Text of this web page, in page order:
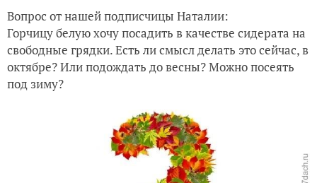
Вопрос от нашей подписчицы Наталии:
Горчицу белую хочу посадить в качестве сидерата на
свободные грядки. Есть ли смысл делать это сейчас, в
октябре? Или подождать до весны? Можно посеять
под зиму?